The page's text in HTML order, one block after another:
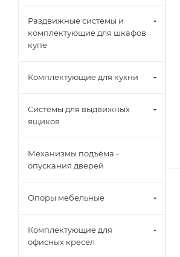
Раздвижные системы и
комплектующие для шкафов
купе
Комплектующие для кухни
Системы для выдвижных
ящиков
Механизмы подъёма -
опускания дверей
Опоры мебельные
Комплектующие для
офисных кресел